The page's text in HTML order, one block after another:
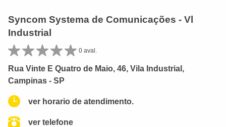
Syncom Systema de Comunicações - Vl
Industrial
0 aval.
Rua Vinte E Quatro de Maio, 46, Vila Industrial,
Campinas - SP
ver horario de atendimento.
ver telefone